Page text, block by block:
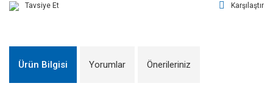
Tavsiye Et
Karşılaştır
Ürün Bilgisi Yorumlar Önerileriniz